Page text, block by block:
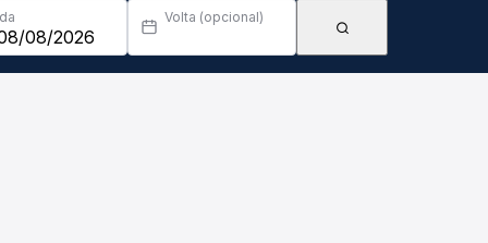
Volta (opcional)